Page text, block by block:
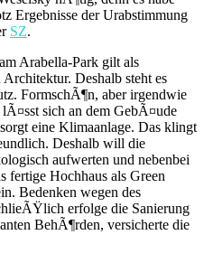
Ergebnisse der Urabstimmung
SZ.
Arabella-Park gilt als
Deshalb steht es
FormschÃ¶n, aber irgendwie
sich an dem GebÃ¤ude
eine Klimaanlage. Das klingt
Deshalb will die
aufwerten und nebenbei
fertige Hochhaus als Green
Bedenken wegen des
erfolge die Sanierung
BehÃ¶rden, versicherte die